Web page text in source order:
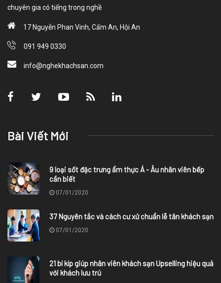
chuyên gia có tiếng trong nghề
17 Nguyễn Phan Vinh, Cẩm An, Hội An
091 949 0330
info@nghekhachsan.com
Bài Viết Mới
9 loại sốt đặc trưng ẩm thực Á - Âu nhân viên bếp
cần biết
07/01/2020
37 Nguyên tắc và cách cư xử chuẩn lễ tân khách sạn
07/01/2020
21 bí kíp giúp nhân viên khách sạn Upselling hiệu quả
với khách lưu trú